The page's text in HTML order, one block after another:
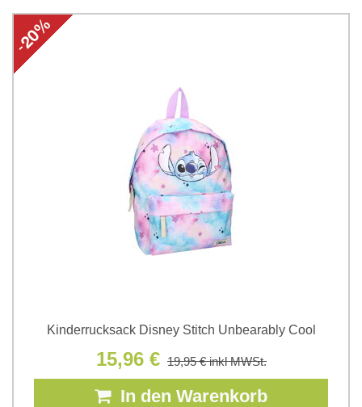
Kinderrucksack Disney Stitch Unbearably Cool
15,96 € 19,95 €inkl MWSt.
In den Warenkorb